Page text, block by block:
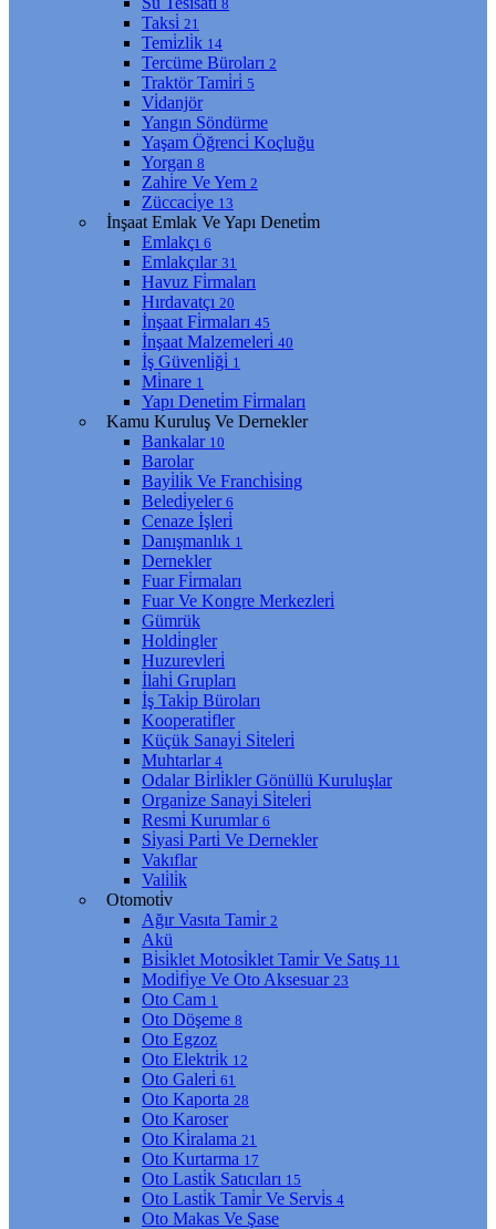
8
Taksi̇ 21
Temi̇zli̇k 14
Tercüme Büroları 2
Traktör Tami̇ri̇ 5
Vi̇danjör
Yangın Söndürme
Yaşam Öğrenci̇ Koçluğu
Yorgan 8
Zahi̇re Ve Yem 2
Züccaci̇ye 13
İnşaat Emlak Ve Yapı Deneti̇m
Emlakçı 6
Emlakçılar 31
Havuz Fi̇rmaları
Hırdavatçı 20
İnşaat Fi̇rmaları 45
İnşaat Malzemeleri̇ 40
İş Güvenli̇ği̇ 1
Mi̇nare 1
Yapı Deneti̇m Fi̇rmaları
Kamu Kuruluş Ve Dernekler
Bankalar 10
Barolar
Bayi̇li̇k Ve Franchi̇si̇ng
Beledi̇yeler 6
Cenaze İşleri̇
Danışmanlık 1
Dernekler
Fuar Fi̇rmaları
Fuar Ve Kongre Merkezleri̇
Gümrük
Holdi̇ngler
Huzurevleri̇
İlahi̇ Grupları
İş Taki̇p Büroları
Kooperati̇fler
Küçük Sanayi̇ Si̇teleri̇
Muhtarlar 4
Odalar Bi̇rli̇kler Gönüllü Kuruluşlar
Organi̇ze Sanayi̇ Si̇teleri̇
Resmi̇ Kurumlar 6
Si̇yasi̇ Parti̇ Ve Dernekler
Vakıflar
Vali̇li̇k
Otomoti̇v
Ağır Vasıta Tami̇r 2
Akü
Bi̇si̇klet Motosi̇klet Tami̇r Ve Satış 11
Modi̇fi̇ye Ve Oto Aksesuar 23
Oto Cam 1
Oto Döşeme 8
Oto Egzoz
Oto Elektri̇k 12
Oto Galeri̇ 61
Oto Kaporta 28
Oto Karoser
Oto Ki̇ralama 21
Oto Kurtarma 17
Oto Lasti̇k Satıcıları 15
Oto Lasti̇k Tami̇r Ve Servi̇s 4
Oto Makas Ve Şase